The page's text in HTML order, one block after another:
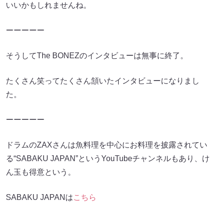
いいかもしれませんね。
ーーーーー
そうしてThe BONEZのインタビューは無事に終了。
たくさん笑ってたくさん頷いたインタビューになりまし
た。
ーーーーー
ドラムのZAXさんは魚料理を中心にお料理を披露されてい
る“SABAKU JAPAN”というYouTubeチャンネルもあり、け
ん玉も得意という。
SABAKU JAPANはこちら